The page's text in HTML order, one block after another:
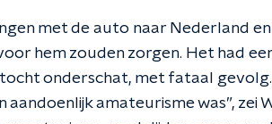
met de auto naar Nederland en
hem zouden zorgen. Het had
onderschat, met fataal gevolg.
aandoenlijk amateurisme was”, zei